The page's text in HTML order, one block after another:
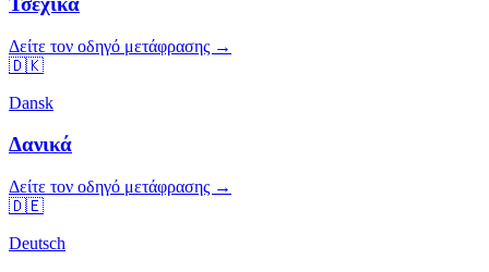
Δείτε τον οδηγό μετάφρασης →
🇩🇰
Dansk
Δανικά
Δείτε τον οδηγό μετάφρασης →
🇩🇪
Deutsch